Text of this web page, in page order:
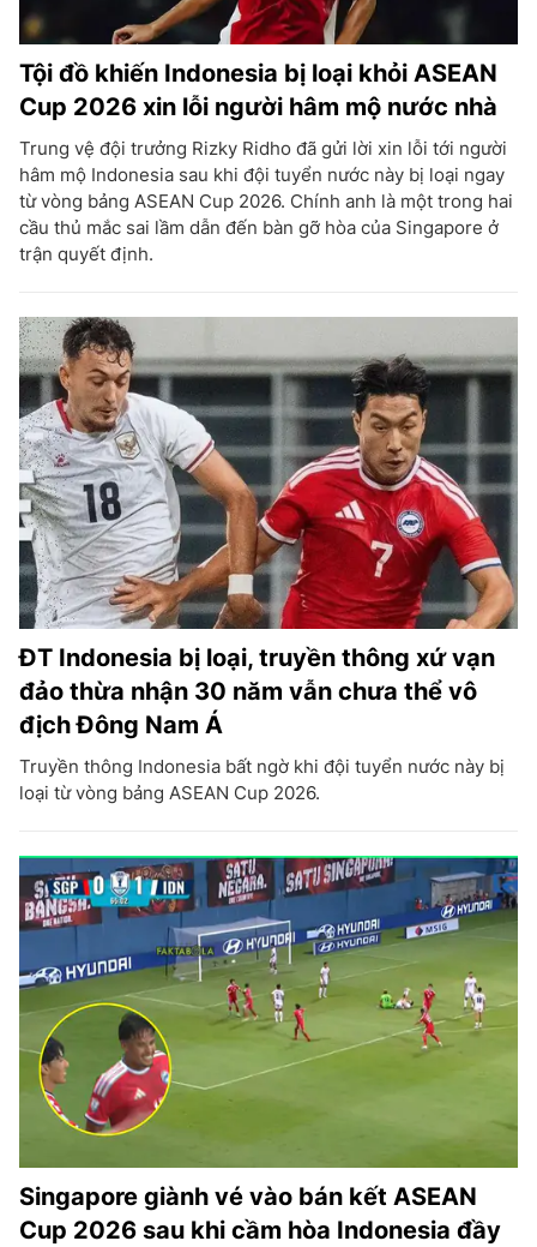
Tội đồ khiến Indonesia bị loại khỏi ASEAN
Cup 2026 xin lỗi người hâm mộ nước nhà
Trung vệ đội trưởng Rizky Ridho đã gửi lời xin lỗi tới người
hâm mộ Indonesia sau khi đội tuyển nước này bị loại ngay
từ vòng bảng ASEAN Cup 2026. Chính anh là một trong hai
cầu thủ mắc sai lầm dẫn đến bàn gỡ hòa của Singapore ở
trận quyết định.
ĐT Indonesia bị loại, truyền thông xứ vạn
đảo thừa nhận 30 năm vẫn chưa thể vô
địch Đông Nam Á
Truyền thông Indonesia bất ngờ khi đội tuyển nước này bị
loại từ vòng bảng ASEAN Cup 2026.
Singapore giành vé vào bán kết ASEAN
Cup 2026 sau khi cầm hòa Indonesia đầy